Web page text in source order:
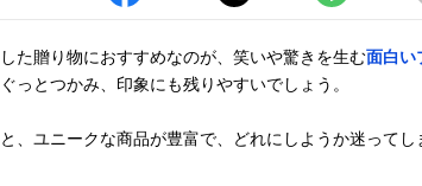
た贈り物におすすめなのが、笑いや驚きを生む面白い
っとつかみ、印象にも残りやすいでしょう。
、ユニークな商品が豊富で、どれにしようか迷ってし